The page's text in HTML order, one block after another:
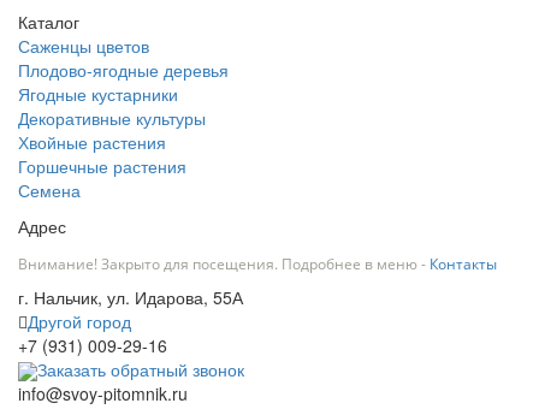
Каталог
Саженцы цветов
Плодово-ягодные деревья
Ягодные кустарники
Декоративные культуры
Хвойные растения
Горшечные растения
Семена
Адрес
Внимание! Закрыто для посещения. Подробнее в меню - Контакты
г. Нальчик, ул. Идарова, 55А
Другой город
+7 (931) 009-29-16
Заказать обратный звонок
info@svoy-pitomnik.ru